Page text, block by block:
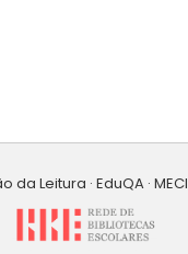
Leitura · EduQA · MECI